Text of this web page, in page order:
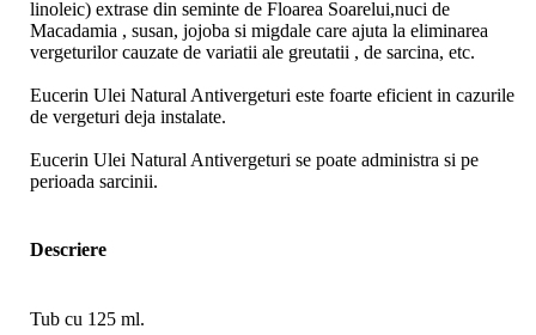
linoleic) extrase din seminte de Floarea Soarelui,nuci de
Macadamia , susan, jojoba si migdale care ajuta la eliminarea
vergeturilor cauzate de variatii ale greutatii , de sarcina, etc.
Eucerin Ulei Natural Antivergeturi este foarte eficient in cazurile
de vergeturi deja instalate.
Eucerin Ulei Natural Antivergeturi se poate administra si pe
perioada sarcinii.
Descriere
Tub cu 125 ml.